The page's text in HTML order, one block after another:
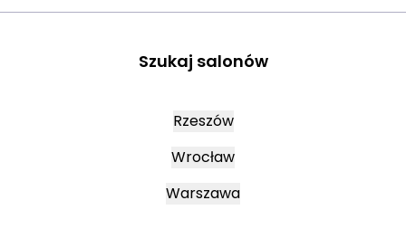
Szukaj salonów
Rzeszów
Wrocław
Warszawa